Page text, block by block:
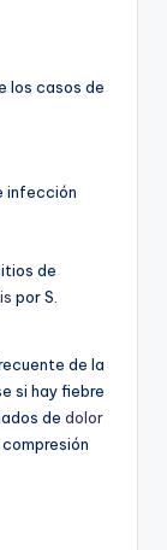
los casos de
infección
de
por S.
de la
si hay fiebre
de dolor